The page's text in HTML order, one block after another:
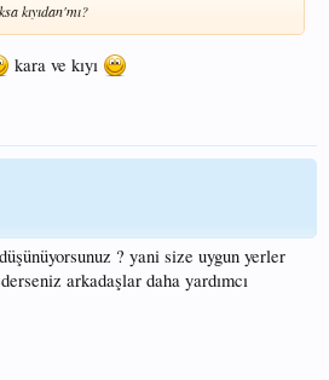
kıyıdan'mı?
kara ve kıyı
? yani size uygun yerler
arkadaşlar daha yardımcı